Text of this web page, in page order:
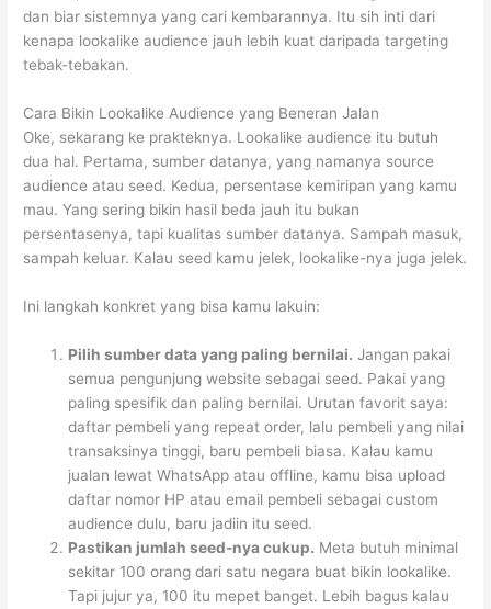
dan biar sistemnya yang cari kembarannya. Itu sih inti dari
kenapa lookalike audience jauh lebih kuat daripada targeting
tebak-tebakan.
Cara Bikin Lookalike Audience yang Beneran Jalan
Oke, sekarang ke prakteknya. Lookalike audience itu butuh
dua hal. Pertama, sumber datanya, yang namanya source
audience atau seed. Kedua, persentase kemiripan yang kamu
mau. Yang sering bikin hasil beda jauh itu bukan
persentasenya, tapi kualitas sumber datanya. Sampah masuk,
sampah keluar. Kalau seed kamu jelek, lookalike-nya juga jelek.
Ini langkah konkret yang bisa kamu lakuin:
Pilih sumber data yang paling bernilai. Jangan pakai
semua pengunjung website sebagai seed. Pakai yang
paling spesifik dan paling bernilai. Urutan favorit saya:
daftar pembeli yang repeat order, lalu pembeli yang nilai
transaksinya tinggi, baru pembeli biasa. Kalau kamu
jualan lewat WhatsApp atau offline, kamu bisa upload
daftar nomor HP atau email pembeli sebagai custom
audience dulu, baru jadiin itu seed.
Pastikan jumlah seed-nya cukup. Meta butuh minimal
sekitar 100 orang dari satu negara buat bikin lookalike.
Tapi jujur ya, 100 itu mepet banget. Lebih bagus kalau